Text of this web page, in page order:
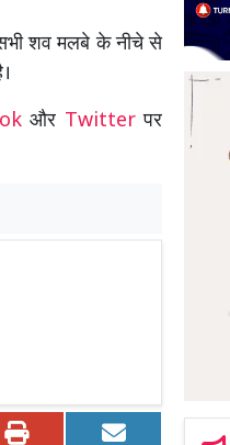
सभी शव मलबे के नीचे से
और Twitterपर